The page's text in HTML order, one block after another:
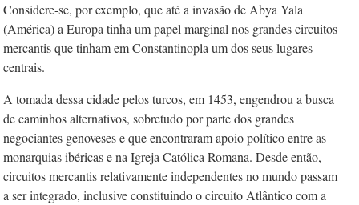
Considere-se, por exemplo, que até a invasão de Abya Yala
(América) a Europa tinha um papel marginal nos grandes circuitos
mercantis que tinham em Constantinopla um dos seus lugares
centrais.
A tomada dessa cidade pelos turcos, em 1453, engendrou a busca
de caminhos alternativos, sobretudo por parte dos grandes
negociantes genoveses e que encontraram apoio político entre as
monarquias ibéricas e na Igreja Católica Romana. Desde então,
circuitos mercantis relativamente independentes no mundo passam
a ser integrado, inclusive constituindo o circuito Atlântico com a